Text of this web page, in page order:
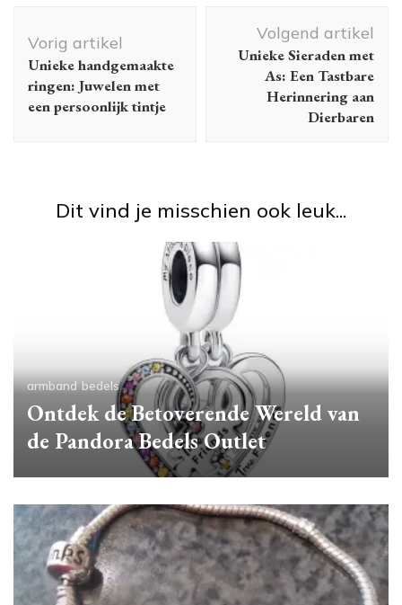
Vorig artikel
Unieke handgemaakte
ringen: Juwelen met
een persoonlijk tintje
Volgend artikel
Unieke Sieraden met
As: Een Tastbare
Herinnering aan
Dierbaren
Dit vind je misschien ook leuk...
armband bedels
Ontdek de Betoverende Wereld van
de Pandora Bedels Outlet